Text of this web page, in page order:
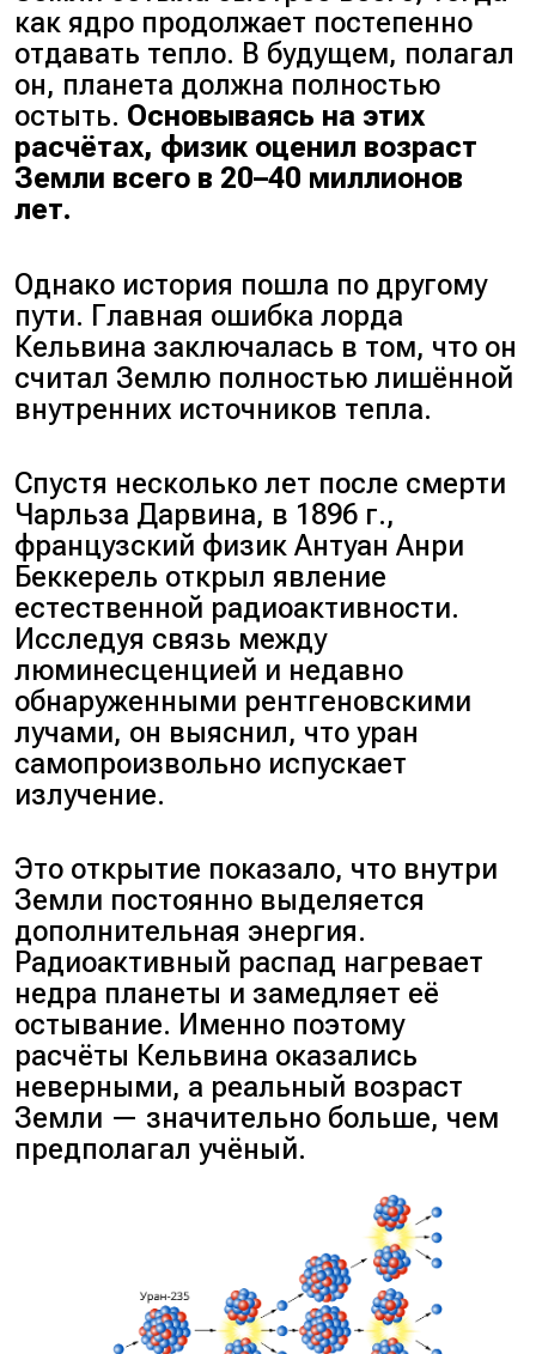
как ядро продолжает постепенно
отдавать тепло. В будущем, полагал
он, планета должна полностью
остыть. Основываясь на этих
расчётах, физик оценил возраст
Земли всего в 20–40 миллионов
лет.
Однако история пошла по другому
пути. Главная ошибка лорда
Кельвина заключалась в том, что он
считал Землю полностью лишённой
внутренних источников тепла.
Спустя несколько лет после смерти
Чарльза Дарвина, в 1896 г.,
французский физик Антуан Анри
Беккерель открыл явление
естественной радиоактивности.
Исследуя связь между
люминесценцией и недавно
обнаруженными рентгеновскими
лучами, он выяснил, что уран
самопроизвольно испускает
излучение.
Это открытие показало, что внутри
Земли постоянно выделяется
дополнительная энергия.
Радиоактивный распад нагревает
недра планеты и замедляет её
остывание. Именно поэтому
расчёты Кельвина оказались
неверными, а реальный возраст
Земли — значительно больше, чем
предполагал учёный.